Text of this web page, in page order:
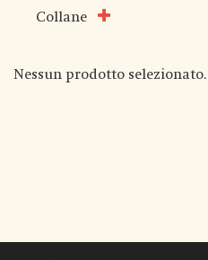
Collane
Nessun prodotto selezionato.